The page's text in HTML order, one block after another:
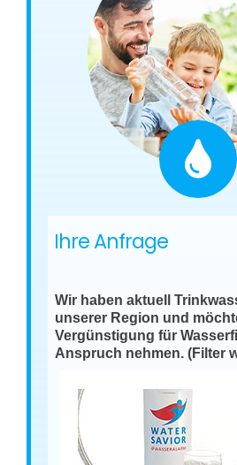
Ihre Anfrage
Wir haben aktuell
unserer Region und
Vergünstigung für
Anspruch nehmen. (Filter